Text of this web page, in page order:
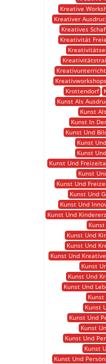
Kreative
Kreativer
Kreatives
Kreativität
Kreativunterricht
Krottendorf
Kunst Als
Kunst
Kunst In
Kunst Und
Kunst
Kunst
Kunst Und
Kunst
Kunst Und
Kunst Und
Kunst Und
Kunst Und
Kunst Und
Kunst Und
Kunst Und
Kunst
Kunst Und
Kunst Und
Kunst
Kunst
Kunst Und
Kunst
Kunst Und
Kunst
Kunst Und